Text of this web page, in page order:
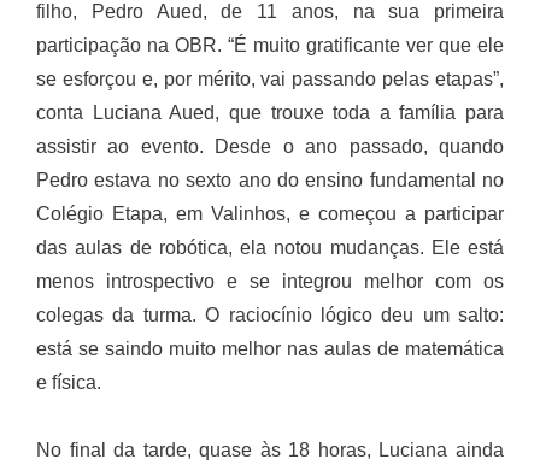
filho, Pedro Aued, de 11 anos, na sua primeira
participação na OBR. “É muito gratificante ver que ele
se esforçou e, por mérito, vai passando pelas etapas”,
conta Luciana Aued, que trouxe toda a família para
assistir ao evento. Desde o ano passado, quando
Pedro estava no sexto ano do ensino fundamental no
Colégio Etapa, em Valinhos, e começou a participar
das aulas de robótica, ela notou mudanças. Ele está
menos introspectivo e se integrou melhor com os
colegas da turma. O raciocínio lógico deu um salto:
está se saindo muito melhor nas aulas de matemática
e física.
No final da tarde, quase às 18 horas, Luciana ainda